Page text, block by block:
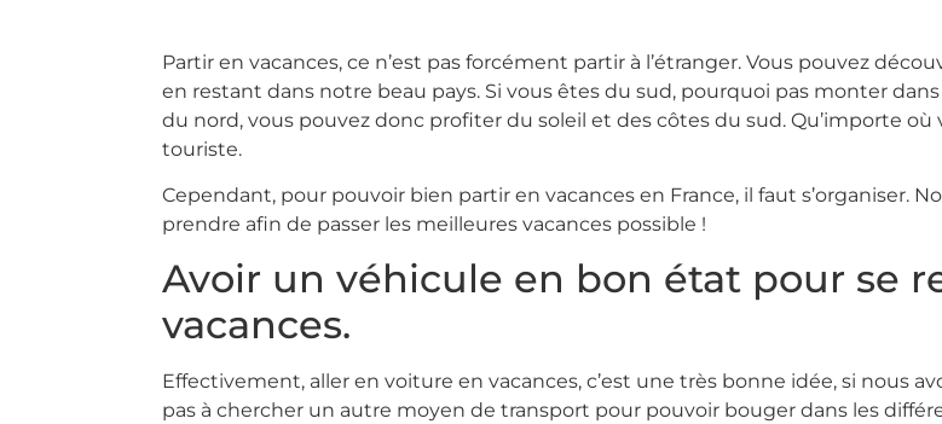
Partir en vacances, ce n’est pas forcément partir à l’étranger. Vous pouvez
en restant dans notre beau pays. Si vous êtes du sud, pourquoi pas monter
du nord, vous pouvez donc profiter du soleil et des côtes du sud. Qu’importe où
touriste.
Cependant, pour pouvoir bien partir en vacances en France, il faut s’organiser.
prendre afin de passer les meilleures vacances possible !
Avoir un véhicule en bon état pour se
vacances.
Effectivement, aller en voiture en vacances, c’est une très bonne idée, si nous
pas à chercher un autre moyen de transport pour pouvoir bouger dans les